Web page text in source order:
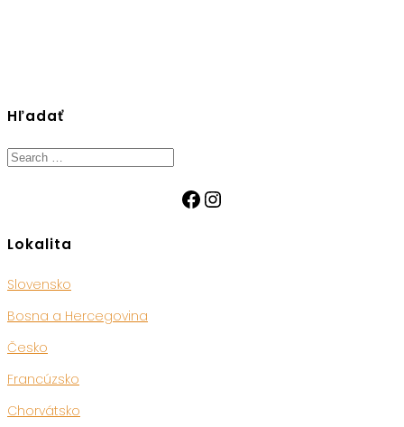
Hľadať
Search
Facebook
Instagram
Lokalita
Slovensko
Bosna a Hercegovina
Česko
Francúzsko
Chorvátsko